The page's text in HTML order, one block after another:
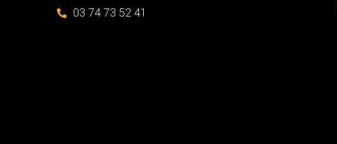
03 74 73 52 41